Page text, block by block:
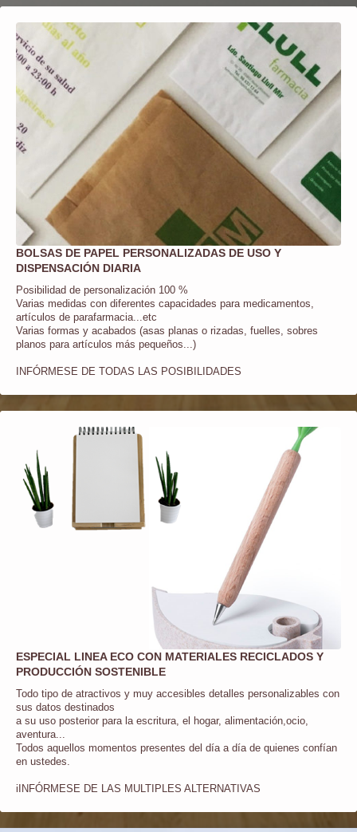
BOLSAS DE PAPEL PERSONALIZADAS DE USO Y
DISPENSACIÓN DIARIA
Posibilidad de personalización 100 %
Varias medidas con diferentes capacidades para medicamentos,
artículos de parafarmacia...etc
Varias formas y acabados (asas planas o rizadas, fuelles, sobres
planos para artículos más pequeños...)
INFÓRMESE DE TODAS LAS POSIBILIDADES
ESPECIAL LINEA ECO CON MATERIALES RECICLADOS Y
PRODUCCIÓN SOSTENIBLE
Todo tipo de atractivos y muy accesibles detalles personalizables con
sus datos destinados
a su uso posterior para la escritura, el hogar, alimentación,ocio,
aventura...
Todos aquellos momentos presentes del día a día de quienes confían
en ustedes.
iINFÓRMESE DE LAS MULTIPLES ALTERNATIVAS